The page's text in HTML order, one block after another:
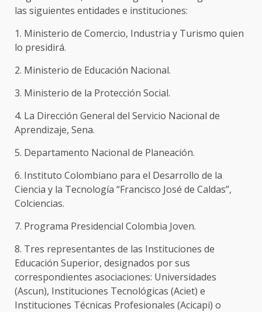
las siguientes entidades e instituciones:
1. Ministerio de Comercio, Industria y Turismo quien
lo presidirá.
2. Ministerio de Educación Nacional.
3. Ministerio de la Protección Social.
4. La Dirección General del Servicio Nacional de
Aprendizaje, Sena.
5. Departamento Nacional de Planeación.
6. Instituto Colombiano para el Desarrollo de la
Ciencia y la Tecnología “Francisco José de Caldas”,
Colciencias.
7. Programa Presidencial Colombia Joven.
8. Tres representantes de las Instituciones de
Educación Superior, designados por sus
correspondientes asociaciones: Universidades
(Ascun), Instituciones Tecnológicas (Aciet) e
Instituciones Técnicas Profesionales (Acicapi) o